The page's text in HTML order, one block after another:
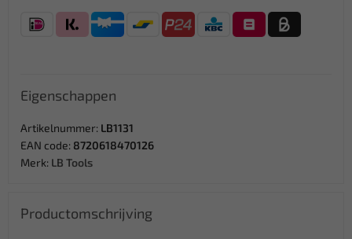
Eigenschappen
Artikelnummer: LB1131
EAN code: 8720618470126
Merk: LB Tools
Productomschrijving